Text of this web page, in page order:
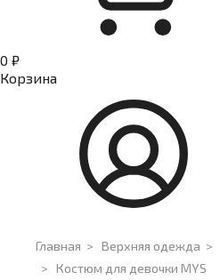
0 ₽
Корзина
Главная > Верхняя одежда >
> Костюм для девочки MYS